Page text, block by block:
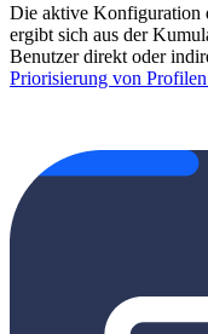
Die aktive Konfiguration
ergibt sich aus der
Benutzer direkt oder
Priorisierung von